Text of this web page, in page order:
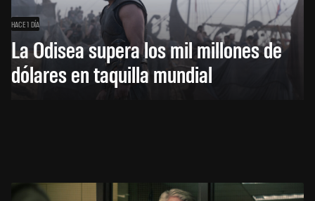
HACE 1 DÍA
La Odisea supera los mil millones de
dólares en taquilla mundial